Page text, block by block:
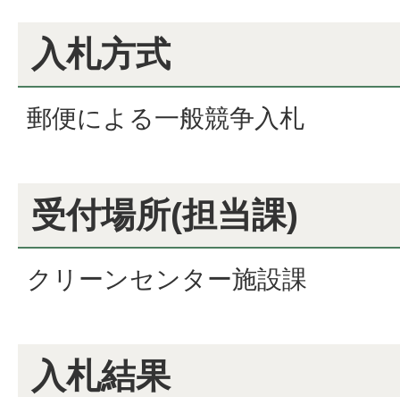
入札方式
郵便による一般競争入札
受付場所(担当課)
クリーンセンター施設課
入札結果